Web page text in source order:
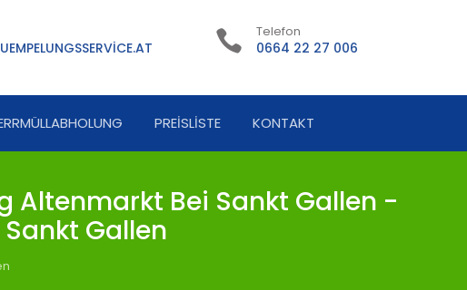
Telefon
0664 22 27 006
PREISLISTE KONTAKT
Altenmarkt Bei Sankt Gallen -
Gallen